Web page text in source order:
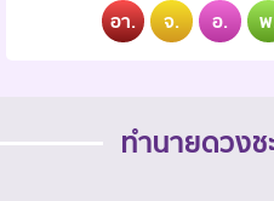
อา. จ. อ. พ
ทำนายดวงช